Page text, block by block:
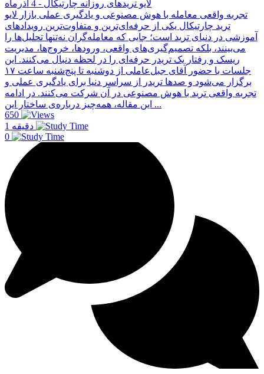
لایو تریدهای روزانه چارتیکال - 4 آذرماه
تجربه واقعی معامله با هوش مصنوعی و یادگیری عملی بازار لایو
ترید چارتیکال یکی از حرفه‌ای‌ترین و متفاوت‌ترین رویدادهای
آموزشی در دنیای ترید است؛ جایی که معامله‌گران نه‌تنها تحلیل‌ها را
می‌بینند، بلکه تصمیم‌گیری‌های واقعی، ورودها، خروج‌ها، مدیریت
ریسک و رفتار یک تریدر حرفه‌ای را در لحظه دنبال می‌کنند. این
جلسات با حضور آقای جبل‌عاملی از دو‌شنبه تا پنج‌شنبه ساعت ۱۷
برگزار می‌شود و صدها تریدر از سراسر دنیا برای یادگیری عملی و
تجربه واقعی ترید با هوش مصنوعی در آن شرکت می‌کنند. در ادامه
این مقاله، همه‌چیز درباره‌ی ساختار این ...
650
1 دقیقه
0